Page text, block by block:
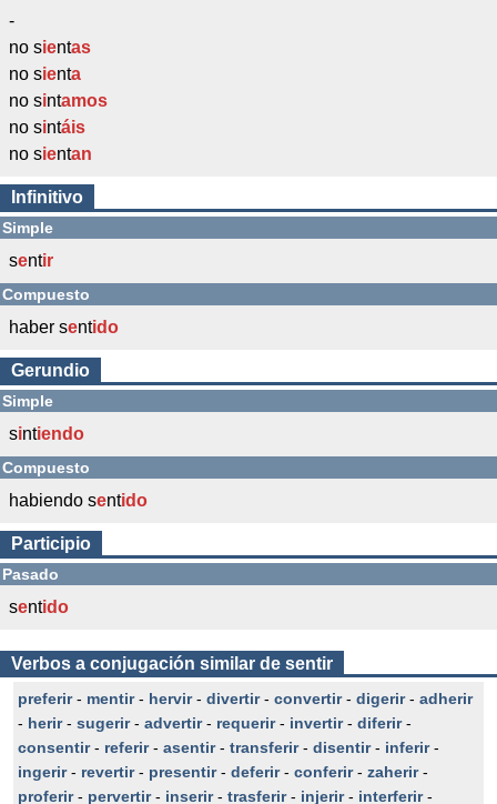
-
no sientas
no sienta
no sintamos
no sintáis
no sientan
Infinitivo
Simple
sentir
Compuesto
haber sentido
Gerundio
Simple
sintiendo
Compuesto
habiendo sentido
Participio
Pasado
sentido
Verbos a conjugación similar de sentir
preferir- mentir- hervir- divertir- convertir- digerir- adherir
- herir- sugerir- advertir- requerir- invertir- diferir-
consentir- referir- asentir- transferir- disentir- inferir-
ingerir- revertir- presentir- deferir- conferir- zaherir-
proferir- pervertir- inserir- trasferir- injerir- interferir-